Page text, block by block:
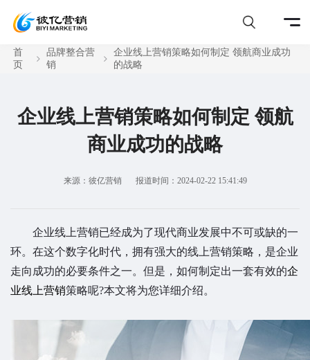
首
页
品牌整合营
销
企业线上营销策略如何制定 领航商业成功
的战略
企业线上营销策略如何制定 领航
商业成功的战略
来源：彼亿营销 报道时间：2024-02-22 15:41:49
企业线上营销已经成为了现代商业发展中不可或缺的一
环。在这个数字化时代，拥有强大的线上营销策略，是企业
走向成功的必要条件之一。但是，如何制定出一套有效的企
业线上营销策略呢?本文将为您详细介绍。